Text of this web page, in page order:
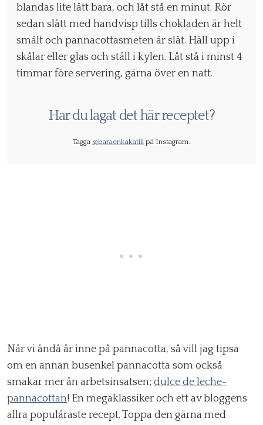
blandas lite lätt bara, och låt stå en minut. Rör
sedan slätt med handvisp tills chokladen är helt
smält och pannacottasmeten är slät. Häll upp i
skålar eller glas och ställ i kylen. Låt stå i minst 4
timmar före servering, gärna över en natt.
Har du lagat det här receptet?
Tagga @baraenkakatill på Instagram.
När vi ändå är inne på pannacotta, så vill jag tipsa
om en annan busenkel pannacotta som också
smakar mer än arbetsinsatsen; dulce de leche-
pannacottan! En megaklassiker och ett av bloggens
allra populäraste recept. Toppa den gärna med